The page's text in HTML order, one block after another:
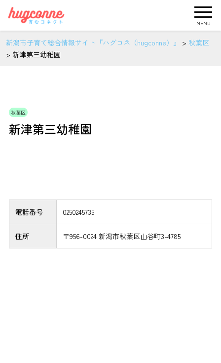
MENU
新潟市子育て総合情報サイト『ハグコネ（hugconne）』 > 秋葉区
> 新津第三幼稚園
秋葉区
新津第三幼稚園
電話番号 0250245735
住所 〒956-0024 新潟市秋葉区山谷町3-4785